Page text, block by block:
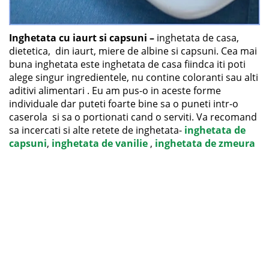
Inghetata cu iaurt si capsuni – inghetata de casa,
dietetica, din iaurt, miere de albine si capsuni. Cea mai
buna inghetata este inghetata de casa fiindca iti poti
alege singur ingredientele, nu contine coloranti sau alti
aditivi alimentari . Eu am pus-o in aceste forme
individuale dar puteti foarte bine sa o puneti intr-o
caserola si sa o portionati cand o serviti. Va recomand
sa incercati si alte retete de inghetata- inghetata de
capsuni, inghetata de vanilie , inghetata de zmeura